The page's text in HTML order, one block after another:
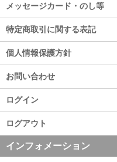
メッセージカード・のし等
特定商取引に関する表記
個人情報保護方針
お問い合わせ
ログイン
ログアウト
インフォメーション